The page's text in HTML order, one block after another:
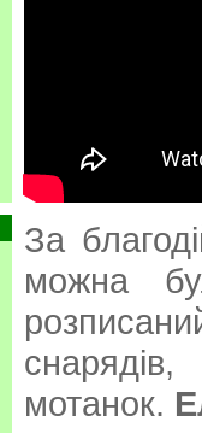
За
можна
мотанок.